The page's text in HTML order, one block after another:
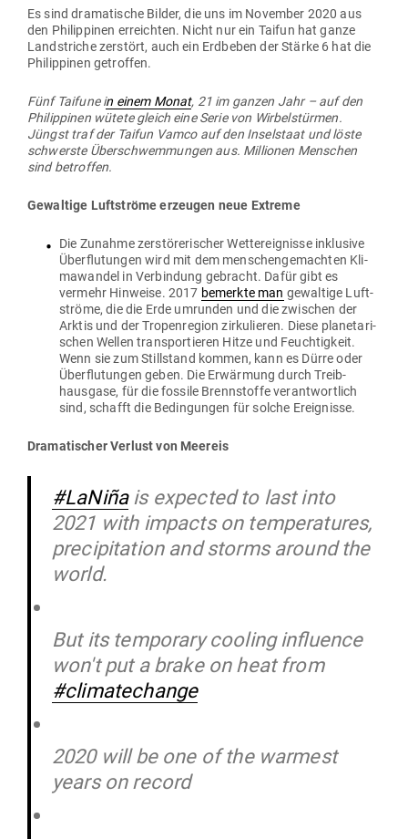
Es sind dra­ma­tische Bilder, die uns im November 2020 aus
den Phil­ip­pinen erreichten. Nicht nur ein Taifun hat ganze
Land­striche zer­stört, auch ein Erd­beben der Stärke 6 hat die
Phil­ip­pinen getroffen.
Fünf Taifune in einem Monat, 21 im ganzen Jahr – auf den
Phil­ip­pinen wütete gleich eine Serie von Wir­bel­stürmen.
Jüngst traf der Taifun Vamco auf den Insel­staat und löste
schwerste Über­schwem­mungen aus. Mil­lionen Men­schen
sind betroffen.
Gewaltige Luft­ströme erzeugen neue Extreme
Die Zunahme zer­stö­re­ri­scher Wett­ereig­nisse inklusive
Über­flu­tungen wird mit dem men­schen­ge­machten Kli­
ma­wandel in Ver­bindung gebracht. Dafür gibt es
vermehr Hin­weise. 2017 bemerkte man gewaltige Luft­
ströme, die die Erde umrunden und die zwi­schen der
Arktis und der Tro­pen­region zir­ku­lieren. Diese pla­ne­ta­ri­
schen Wellen trans­por­tieren Hitze und Feuch­tigkeit.
Wenn sie zum Still­stand kommen, kann es Dürre oder
Über­flu­tungen geben. Die Erwärmung durch Treib­
hausgase, für die fossile Brenn­stoffe ver­ant­wortlich
sind, schafft die Bedin­gungen für solche Ereignisse.
Dra­ma­ti­scher Verlust von Meereis
#LaNiñais expected to last into
2021 with impacts on temperatures,
precipitation and storms around the
world.
But its temporary cooling influence
won't put a brake on heat from
#climatechange
2020 will be one of the warmest
years on record